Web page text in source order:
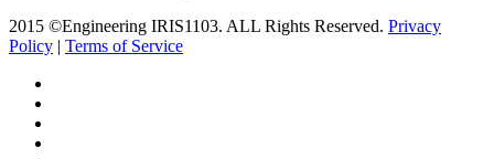
2015 ©Engineering IRIS1103. ALL Rights Reserved. Privacy
Policy | Terms of Service